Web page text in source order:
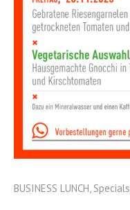
BUSINESS LUNCH, Specials